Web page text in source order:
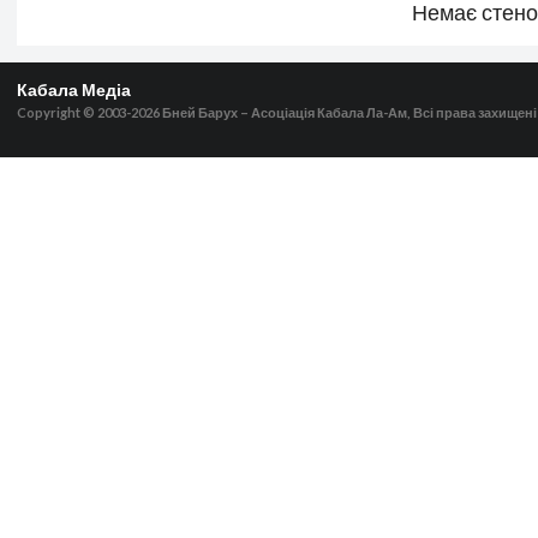
Немає
Кабала Медіа
Copyright © 2003-2026 Бней Барух – Асоціація Кабала Ла-Ам, Всі права захищені